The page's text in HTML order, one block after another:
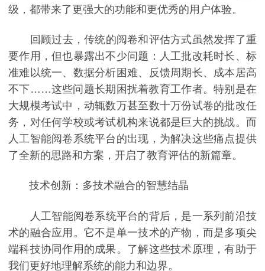
级，都带来了更强大的功能和更优秀的用户体验。
回顾过去，传统的阅卷和评估方式虽然发挥了重
要作用，但也暴露出不少问题：人工批改耗时长、标
准难以统一、数据分析困难、反馈周期长、成本居高
不下……这些问题长期困扰着教育工作者。特别是在
大规模考试中，动辄数万甚至数十万份试卷的批改任
务，对任何学校或考试机构来说都是巨大的挑战。而
人工智能阅卷系统平台的出现，为解决这些痛点提供
了全新的思路和方案，开启了教育评估的新篇章。
技术创新：多技术融合的智慧结晶
人工智能阅卷系统平台的背后，是一系列前沿技
术的融合应用。它不是单一技术的产物，而是多项尖
端科技协同作用的成果。了解这些技术原理，有助于
我们更好地理解系统的能力和边界。